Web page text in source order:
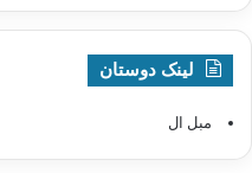
لینک دوستان
مبل ال